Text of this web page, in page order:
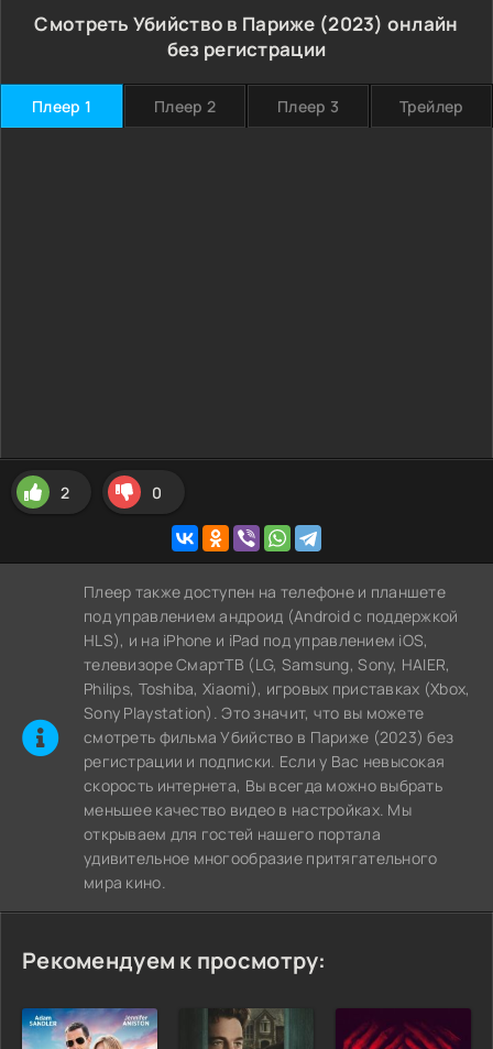
Смотреть Убийство в Париже (2023) онлайн
без регистрации
Плеер 1 Плеер 2 Плеер 3 Трейлер
2 0
Плеер также доступен на телефоне и планшете
под управлением андроид (Android с поддержкой
HLS), и на iPhone и iPad под управлением iOS,
телевизоре СмартТВ (LG, Samsung, Sony, HAIER,
Philips, Toshiba, Xiaomi), игровых приставках (Xbox,
Sony Playstation). Это значит, что вы можете
cмотреть фильма Убийство в Париже (2023) без
регистрации и подписки. Если у Вас невысокая
скорость интернета, Вы всегда можно выбрать
меньшее качество видео в настройках. Мы
открываем для гостей нашего портала
удивительное многообразие притягательного
мира кино.
Рекомендуем к просмотру: